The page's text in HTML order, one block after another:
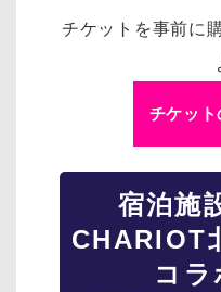
チケットを事前に
チケッ
宿泊施
CHARIOT
コラ